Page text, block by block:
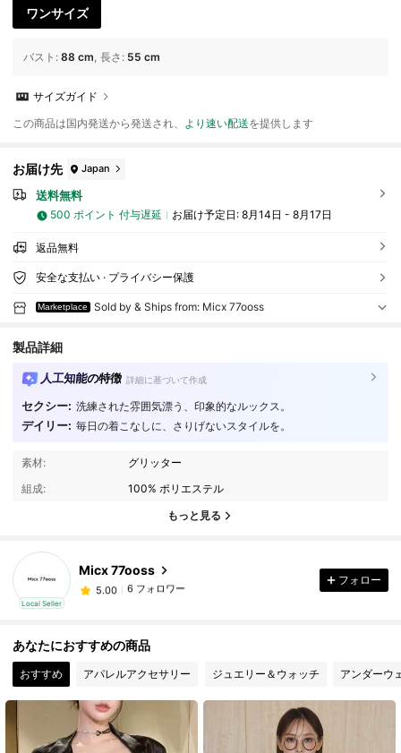
ワンサイズ
バスト : 88 cm 長さ : 55 cm
サイズガイド
この商品は国内発送から発送され、
より速い配送を提供します
お届け先 Japan
送料無料
500 ポイント 付与遅延 お届け予定日: 8月14日 - 8月17日
返品無料
安全な支払い · プライバシー保護
Marketplace Sold by & Ships from: Micx 77ooss
製品詳細
人工知能の特徴 詳細に基づいて作成
セクシー: 洗練された雰囲気漂う、印象的なルックス。
デイリー: 毎日の着こなしに、さりげないスタイルを。
素材:
グリッター
組成:
100% ポリエステル
もっと見る
Local Seller
Micx 77ooss
6 フォロワー
6 フォロワー
6 フォロワー
5.00
6 フォロワー
r***8
が1日前 にフォローしました
フォロー
あなたにおすすめの商品
おすすめ アパレルアクセサリー ジュエリー＆ウォッチ アンダーウ